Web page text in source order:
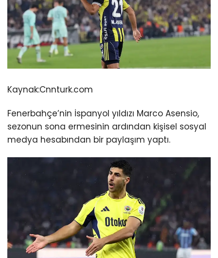
Kaynak:Cnnturk.com
Fenerbahçe’nin İspanyol yıldızı Marco Asensio,
sezonun sona ermesinin ardından kişisel sosyal
medya hesabından bir paylaşım yaptı.